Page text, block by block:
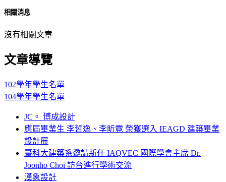
相關消息
沒有相關文章
文章導覽
102學年學生名單
104學年學生名單
JC。 博成設計
應屆畢業生 李哲逸、李昕霓 榮獲選入 IEAGD 建築畢業
設計展
臺科大建築系邀請新任 IAQVEC 國際學會主席 Dr.
Joonho Choi 訪台進行學術交流
漢象設計